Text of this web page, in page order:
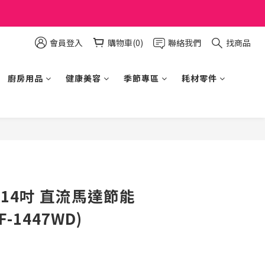
會員登入 購物車(0) 聯絡我們 找商品
廚房用品 健康美容 季節專區 耗材零件
吋 直流馬達節能
1447WD)